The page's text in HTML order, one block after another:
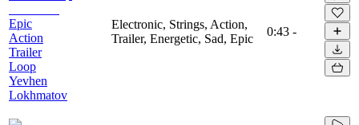
Epic
Action
Trailer
Loop
Yevhen
Lokhmatov
Electronic, Strings, Action,
Trailer, Energetic, Sad, Epic
0:43 -